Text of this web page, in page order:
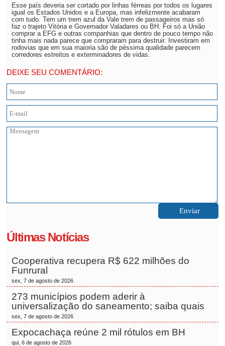
Esse país deveria ser cortado por linhas férreas por todos os lugares
igual os Estados Unidos e a Europa, mas infelizmente acabaram
com tudo. Tem um trem azul da Vale trem de passageiros mas só
faz o trajeto Vitória e Governador Valadares ou BH. Foi só a União
comprar a EFG e outras companhias que dentro de pouco tempo não
tinha mais nada parece que compraram para destruir. Investiram em
rodovias que em sua maioria são de péssima qualidade parecem
corredores estreitos e exterminadores de vidas.
DEIXE SEU COMENTÁRIO:
Últimas Notícias
Cooperativa recupera R$ 622 milhões do
Funrural
sex, 7 de agosto de 2026
273 municípios podem aderir à
universalização do saneamento; saiba quais
sex, 7 de agosto de 2026
Expocachaça reúne 2 mil rótulos em BH
qui, 6 de agosto de 2026